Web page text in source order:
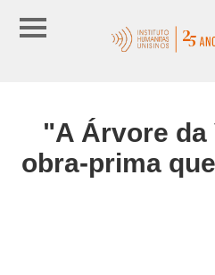
"A Árvore da
obra-prima